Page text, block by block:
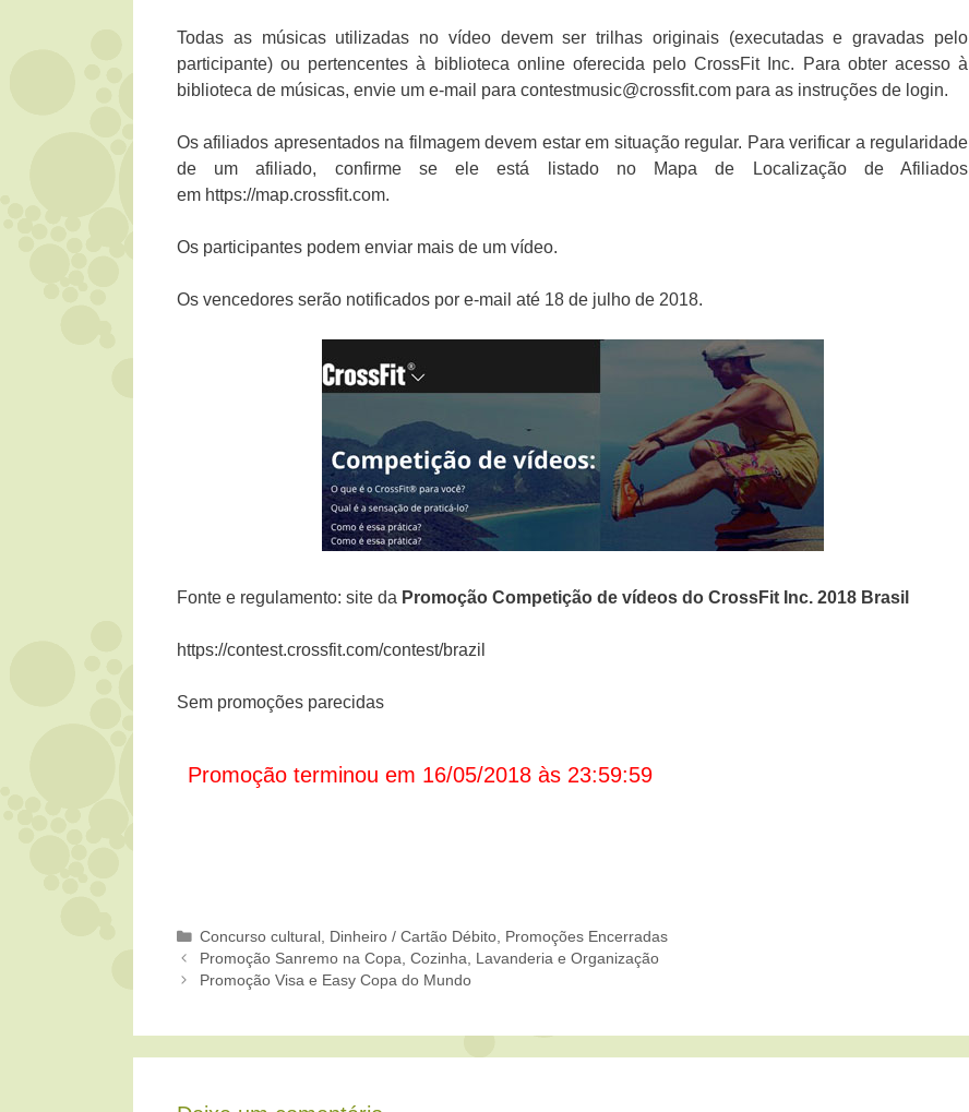
Todas as músicas utilizadas no vídeo devem ser trilhas originais (executadas e gravadas pelo
participante) ou pertencentes à biblioteca online oferecida pelo CrossFit Inc. Para obter acesso à
biblioteca de músicas, envie um e-mail para contestmusic@crossfit.com para as instruções de login.
Os afiliados apresentados na filmagem devem estar em situação regular. Para verificar a regularidade
de um afiliado, confirme se ele está listado no Mapa de Localização de Afiliados
em https://map.crossfit.com.
Os participantes podem enviar mais de um vídeo.
Os vencedores serão notificados por e-mail até 18 de julho de 2018.
Fonte e regulamento: site da Promoção Competição de vídeos do CrossFit Inc. 2018 Brasil
https://contest.crossfit.com/contest/brazil
Sem promoções parecidas
Promoção terminou em 16/05/2018 às 23:59:59
Categorias
Concurso cultural Dinheiro / Cartão Débito Promoções Encerradas
Promoção Sanremo na Copa, Cozinha, Lavanderia e Organização
Promoção Visa e Easy Copa do Mundo